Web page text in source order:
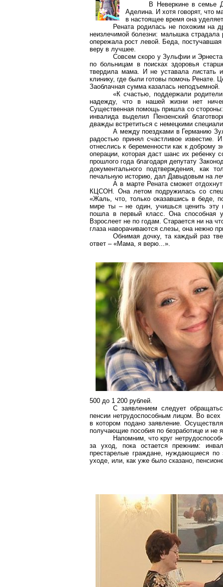
В Неверкине в семье
Аделина. И хотя говорят, что
в настоящее время она
Ренатародилась не похожим на
неизлечимой болезни: малышка страдала
опережала рост левой. Беда,
веру в лучшее.
Совсем скоро у Зульфиии Эрнеста
по больницам в поисках здоровья
твердила мама. И не уставала листать
клинику, где были готовы помочь Ренате.
Заоблачная сумма казалась неподъемной.
«К счастью, поддержали
надежду, что в нашей жизни нет
Существенная помощь пришла со
инвалида выделил Пензенский
дважды встретиться с немецкими
А между поездками в Германию
радостью принял счастливое известие.
отнеслись к беременности как к доброму
операции, которая даст шанс их ребенку
прошлого года благодаря депутату
документального подтверждения, как
печальную историю, дал Давыдовым на
А в марте Ренатасможет
КЦСОН. Она летом подружилась со
«Жаль, что, только оказавшись в беде,
мире ты – не один, учишься ценить эту
пошла в первый класс. Она способная
Взрослеет не по годам. Старается ни на
глаза наворачиваются слезы, она нежно
Обнимая дочку, та каждый раз
ответ – «Мама, я верю...».
500 до 1 200 рублей.
С заявлением следует
пенсии нетрудоспособным лицом. Во всех
в котором подано заявление.
получающие пособия по безработице и не
Напомним, что круг
за уход, пока остается прежним:
престарелые граждане, нуждающиеся по
уходе, или, как уже было сказано,